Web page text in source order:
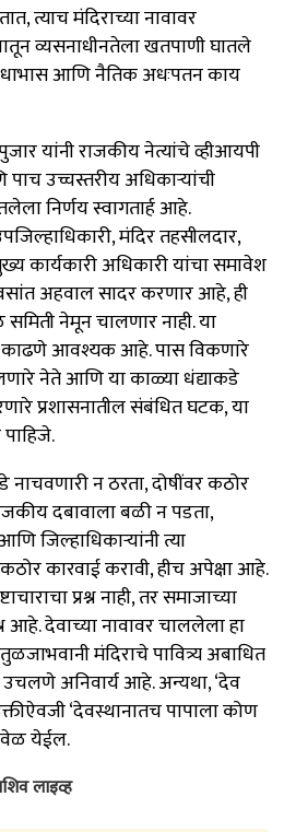
त्याच मंदिराच्या नावावर
व्यसनाधीनतेला खतपाणी घातले
आणि नैतिक अधःपतन काय
यांनी राजकीय नेत्यांचे व्हीआयपी
उच्चस्तरीय अधिकाऱ्यांची
निर्णय स्वागतार्ह आहे.
मंदिर तहसीलदार,
कार्यकारी अधिकारी यांचा समावेश
अहवाल सादर करणार आहे, ही
नेमून चालणार नाही. या
आवश्यक आहे. पास विकणारे
नेते आणि या काळ्या धंद्याकडे
प्रशासनातील संबंधित घटक, या
न ठरता, दोषींवर कठोर
दबावाला बळी न पडता,
जिल्हाधिकाऱ्यांनी त्या
कारवाई करावी, हीच अपेक्षा आहे.
प्रश्न नाही, तर समाजाच्या
आहे. देवाच्या नावावर चाललेला हा
मंदिराचे पावित्र्य अबाधित
अनिवार्य आहे. अन्यथा, ‘देव
‘देवस्थानातच पापाला कोण
वेळ येईल.
लाइव्ह